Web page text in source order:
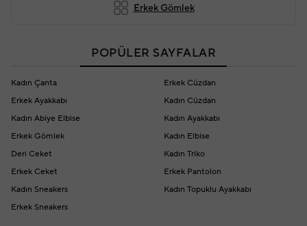
Erkek Gömlek
POPÜLER SAYFALAR
Kadın Çanta
Erkek Cüzdan
Erkek Ayakkabı
Kadın Cüzdan
Kadın Abiye Elbise
Kadın Ayakkabı
Erkek Gömlek
Kadın Elbise
Deri Ceket
Kadın Triko
Erkek Ceket
Erkek Pantolon
Kadın Sneakers
Kadın Topuklu Ayakkabı
Erkek Sneakers